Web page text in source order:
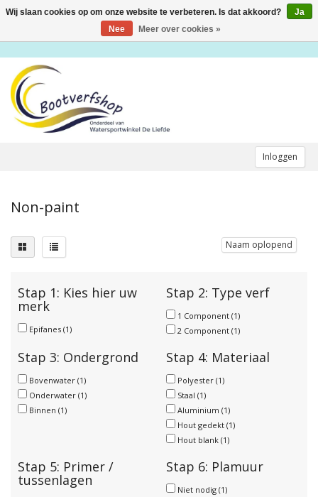
Inloggen
Toggle
Non-paint
Naam oplopend
Stap 1: Kies hier uw
merk
Epifanes (1)
Stap 2: Type verf
1 Component (1)
2 Component (1)
Stap 3: Ondergrond
Bovenwater (1)
Onderwater (1)
Binnen (1)
Stap 4: Materiaal
Polyester (1)
Staal (1)
Aluminium (1)
Hout gedekt (1)
Hout blank (1)
Stap 5: Primer /
tussenlagen
Stap 6: Plamuur
Niet nodig (1)
Wij slaan cookies op om onze website te verbeteren. Is dat akkoord?
Ja
Nee
Meer over cookies »